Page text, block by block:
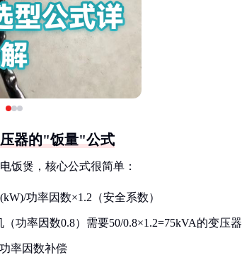
器的"饭量"公式
饭煲，核心公式很简单：
功率因数×1.2（安全系数）
功率因数0.8）需要50/0.8×1.2=75kVA的变压器
率因数补偿